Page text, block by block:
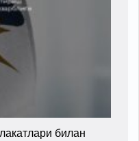
билан